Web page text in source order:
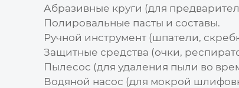
Абразивные круги (для
Полировальные пасты и составы.
Ручной инструмент(шпатели,
Защитные средства (очки,
Пылесос (для удаления пыли во
Водяной насос (для мокрой